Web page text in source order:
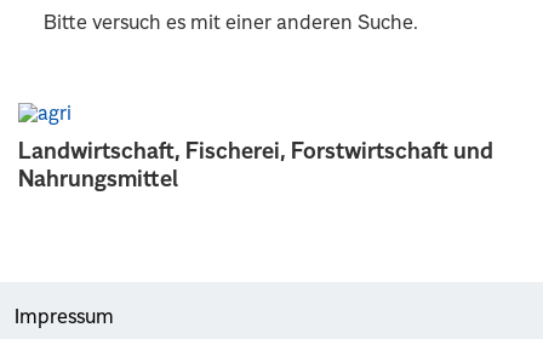
Landwirtschaft, Fischerei, Forstwirtschaft und
Nahrungsmittel
Bitte versuch es mit einer anderen Suche.
Impressum